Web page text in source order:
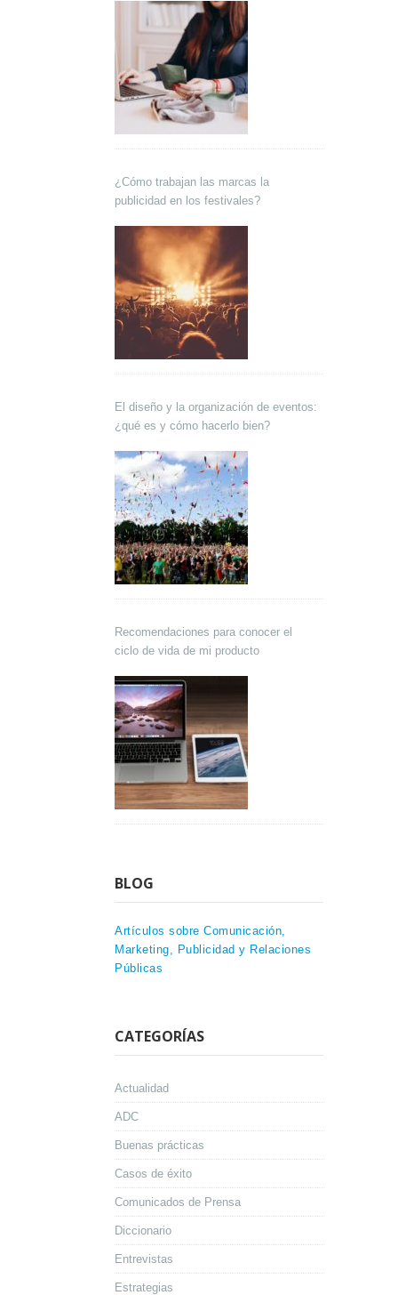
¿Cómo trabajan las marcas la
publicidad en los festivales?
El diseño y la organización de eventos:
¿qué es y cómo hacerlo bien?
Recomendaciones para conocer el
ciclo de vida de mi producto
BLOG
Artículos sobre Comunicación,
Marketing, Publicidad y Relaciones
Públicas
CATEGORÍAS
Actualidad
ADC
Buenas prácticas
Casos de éxito
Comunicados de Prensa
Diccionario
Entrevistas
Estrategias